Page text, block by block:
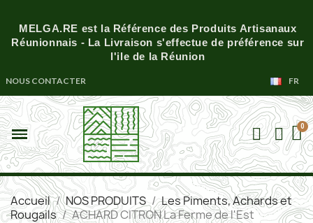
MELGA.RE est la Référence des Produits Artisanaux
Réunionnais - La Livraison s'effectue de préférence sur
l'ile de la Réunion
NOUS CONTACTER FR
Accueil NOS PRODUITS
Les Piments, Achards et
Rougails
ACHARD CITRON La Ferme de l'Est